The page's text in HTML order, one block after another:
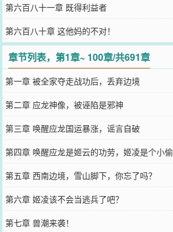
第六百八十一章 既得利益者
第六百八十章 这他妈的不对！
章节列表，第1章~ 100章/共691章
第一章 被全家夺走战功后，丢弃边境
第二章 应龙神像，被诬陷是邪神
第三章 唤醒应龙国运暴涨，谣言自破
第四章 唤醒应龙是姬云的功劳，姬凌是个小偷
第五章 西南边境，雪山脚下，你忘了吗？
第六章 姬凌该不会当逃兵了吧？
第七章 兽潮来袭！